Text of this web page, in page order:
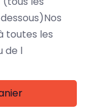
toutes les
de l